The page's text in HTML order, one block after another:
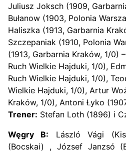
Juliusz Joksch (1909,
Bułanow (1903, Polonia
Haliszka (1913, Garbarnia
Szczepaniak (1910, Polonia
(1913, Garbarnia Kraków, 1/0)
Ruch Wielkie Hajduki, 1/0),
Ruch Wielkie Hajduki, 1/0),
Wielkie Hajduki, 1/0), Artur
Kraków, 1/0), Antoni Łyko
Trener: Stefan Loth (1896) i
Węgry B: László Vági
(Bocskai) , József Janzsó